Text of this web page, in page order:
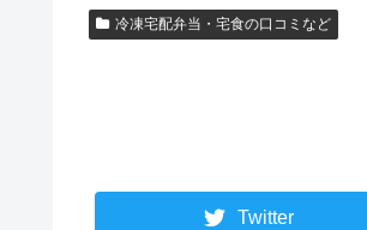
冷凍宅配弁当・宅食の口コミなど
Twitter